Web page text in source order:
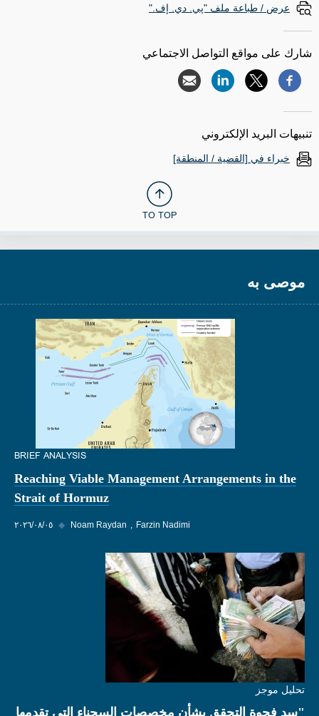
عرض / طباعة ملف "پي. دي. إف."
شارك على مواقع التواصل الاجتماعي
تنبيهات البريد الإلكتروني
خبراء في [القضية / المنطقة]
TO TOP
موصى به
BRIEF ANALYSIS
Reaching Viable Management Arrangements in the
Strait of Hormuz
٠٥‏/٠٨‏/٢٠٢٦ ◆ Noam Raydan Farzin Nadimi
تحليل موجز
"سد فجوة التحقق بشأن مخصصات السجناء التي تقدمها